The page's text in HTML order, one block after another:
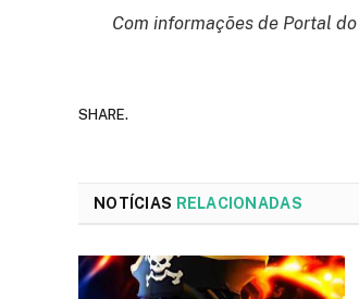
Com informações de Portal
SHARE.
NOTÍCIAS RELACIONADAS